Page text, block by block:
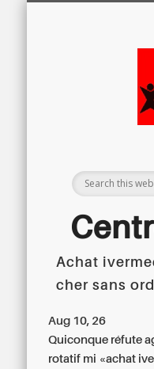
Centre régional du
Achat
cher sans
Aug 10, 26
Quiconque réfute
rotatif mi «achat